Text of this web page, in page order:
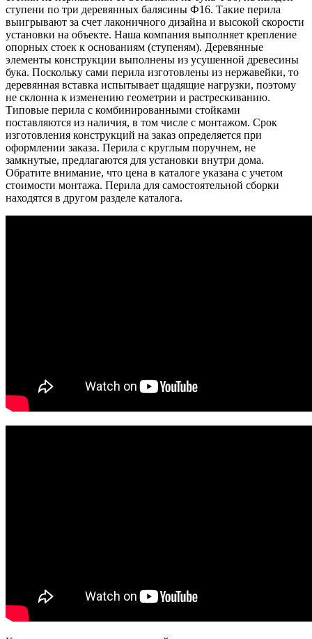
ступени по три деревянных балясины Ф16. Такие перила
выигрывают за счет лаконичного дизайна и высокой скорости
установки на объекте. Наша компания выполняет крепление
опорных стоек к основаниям (ступеням). Деревянные
элементы конструкции выполнены из усушенной древесины
бука. Поскольку сами перила изготовлены из нержавейки, то
деревянная вставка испытывает щадящие нагрузки, поэтому
не склонна к изменению геометрии и растрескиванию.
Типовые перила с комбинированными стойками
поставляются из наличия, в том числе с монтажом. Срок
изготовления конструкций на заказ определяется при
оформлении заказа. Перила с круглым поручнем, не
замкнутые, предлагаются для установки внутри дома.
Обратите внимание, что цена в каталоге указана с учетом
стоимости монтажа. Перила для самостоятельной сборки
находятся в другом разделе каталога.